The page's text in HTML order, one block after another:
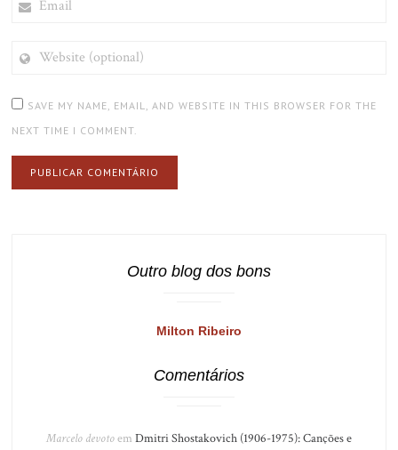
(OPTIONAL)
SAVE MY NAME, EMAIL, AND WEBSITE IN THIS BROWSER FOR THE
NEXT TIME I COMMENT.
Outro blog dos bons
Milton Ribeiro
Comentários
Marcelo devotoem Dmitri Shostakovich (1906-1975): Canções e